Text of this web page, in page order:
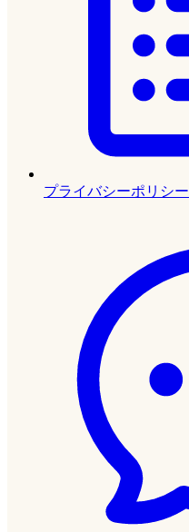
プライバシーポリシー